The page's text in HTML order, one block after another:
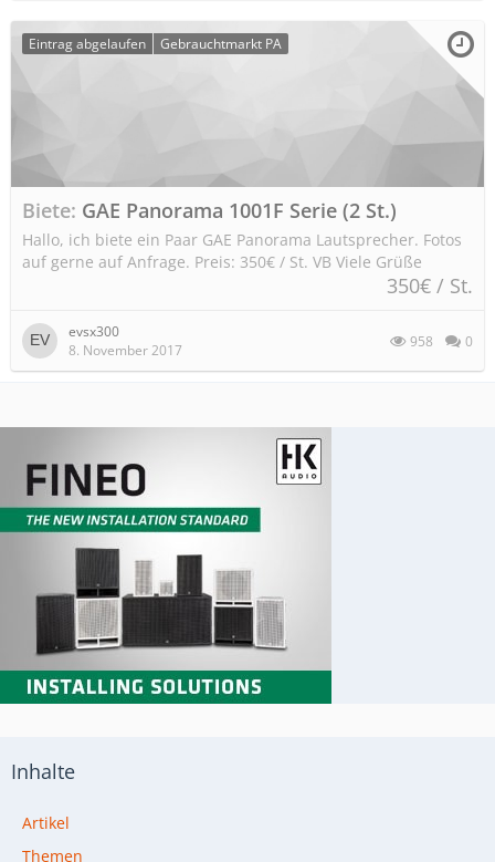
Eintrag abgelaufen Gebrauchtmarkt PA
Biete GAE Panorama 1001F Serie (2 St.)
Hallo, ich biete ein Paar GAE Panorama Lautsprecher. Fotos
auf gerne auf Anfrage. Preis: 350€ / St. VB Viele Grüße
350€ / St.
evsx300
8. November 2017
958 0
Inhalte
Artikel
Themen